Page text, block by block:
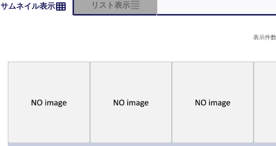
サムネイル表示 リスト表示
表示件数